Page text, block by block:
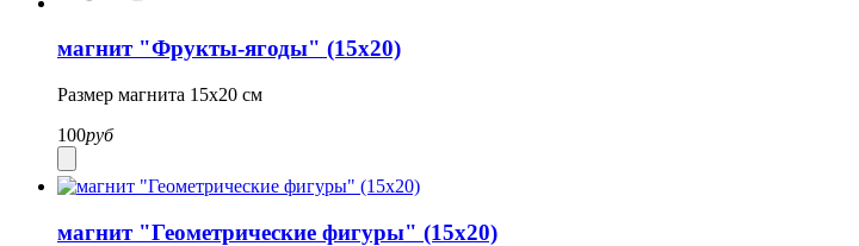
магнит "Фрукты-ягоды" (15х20)
Размер магнита 15х20 см
100руб
магнит "Геометрические фигуры" (15х20)